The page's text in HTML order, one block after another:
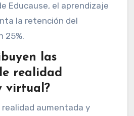
Educause, el aprendizaje
la retención del
25%.
las
realidad
virtual?
aumentada y